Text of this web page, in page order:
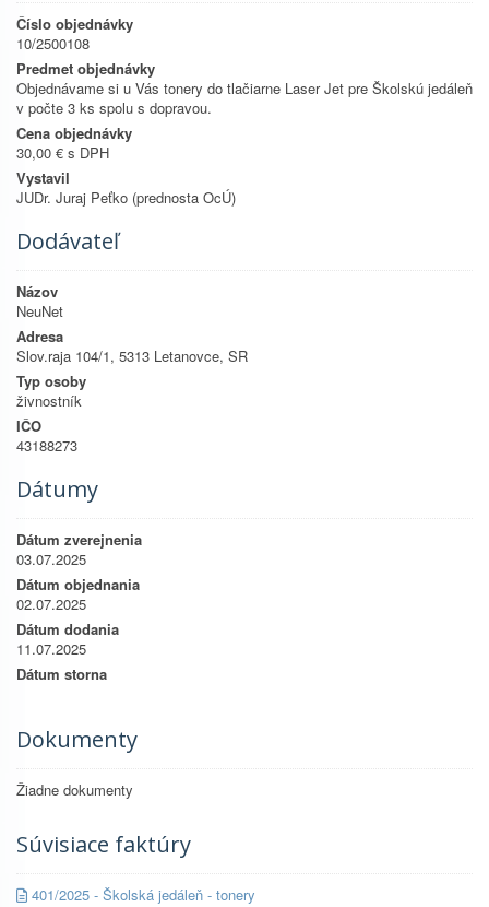
Číslo objednávky
10/2500108
Predmet objednávky
Objednávame si u Vás tonery do tlačiarne Laser Jet pre Školskú jedáleň
v počte 3 ks spolu s dopravou.
Cena objednávky
30,00 € s DPH
Vystavil
JUDr. Juraj Peťko (prednosta OcÚ)
Dodávateľ
Názov
NeuNet
Adresa
Slov.raja 104/1, 5313 Letanovce, SR
Typ osoby
živnostník
IČO
43188273
Dátumy
Dátum zverejnenia
03.07.2025
Dátum objednania
02.07.2025
Dátum dodania
11.07.2025
Dátum storna
Dokumenty
Žiadne dokumenty
Súvisiace faktúry
401/2025 - Školská jedáleň - tonery